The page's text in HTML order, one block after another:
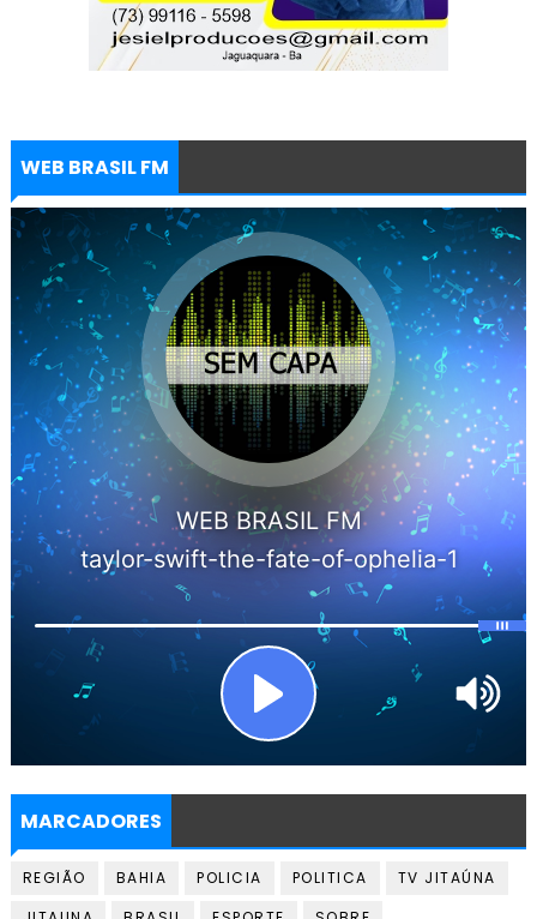
WEB BRASIL FM
MARCADORES
REGIÃO BAHIA POLICIA POLITICA
TV JITAÚNA